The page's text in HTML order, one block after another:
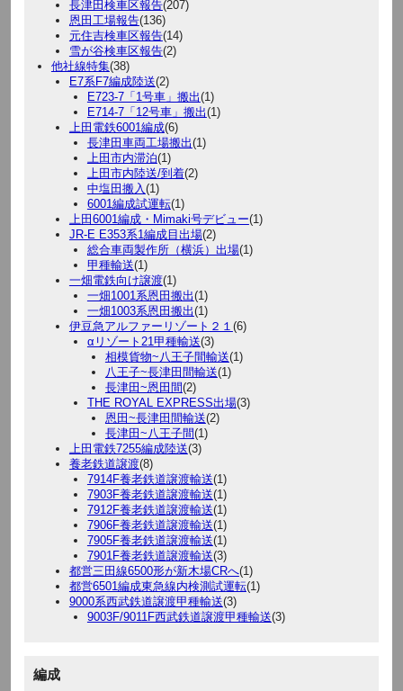
長津田検車区報告(207)
恩田工場報告(136)
元住吉検車区報告(14)
雪が谷検車区報告(2)
他社線特集(38)
E7系F7編成陸送(2)
E723-7「1号車」搬出(1)
E714-7「12号車」搬出(1)
上田電鉄6001編成(6)
長津田車両工場搬出(1)
上田市内滞泊(1)
上田市内陸送/到着(2)
中塩田搬入 (1)
6001編成試運転(1)
上田6001編成・Mimaki号デビュー(1)
JR-E E353系1編成目出場(2)
総合車両製作所（横浜）出場(1)
甲種輸送(1)
一畑電鉄向け譲渡(1)
一畑1001系恩田搬出(1)
一畑1003系恩田搬出(1)
伊豆急アルファーリゾート２１ (6)
αリゾート21甲種輸送(3)
相模貨物~八王子間輸送(1)
八王子~長津田間輸送(1)
長津田~恩田間(2)
THE ROYAL EXPRESS出場(3)
恩田~長津田間輸送(2)
長津田~八王子間(1)
上田電鉄7255編成陸送(3)
養老鉄道譲渡(8)
7914F養老鉄道譲渡輸送(1)
7903F養老鉄道譲渡輸送(1)
7912F養老鉄道譲渡輸送(1)
7906F養老鉄道譲渡輸送(1)
7905F養老鉄道譲渡輸送(1)
7901F養老鉄道譲渡輸送(3)
都営三田線6500形が新木場CRへ(1)
都営6501編成東急線内検測試運転(1)
9000系西武鉄道譲渡甲種輸送(3)
9003F/9011F西武鉄道譲渡甲種輸送(3)
編成